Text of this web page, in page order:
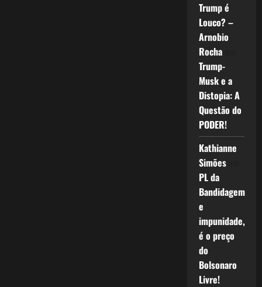
Trump é
Louco? –
Arnobio
Rochaem
Trump-
Musk e a
Distopia: A
Questão do
PODER!
Kathianne
Simõesem
PL da
Bandidagem
e
impunidade,
é o preço
do
Bolsonaro
Livre!